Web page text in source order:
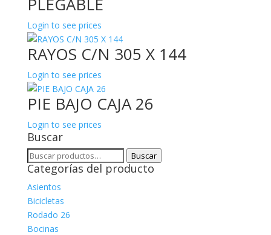
Login to see prices
RAYOS C/N 305 X 144
Login to see prices
PIE BAJO CAJA 26
Login to see prices
Buscar
Buscar
por:
Buscar
Categorías del producto
Asientos
Bicicletas
Rodado 26
Bocinas